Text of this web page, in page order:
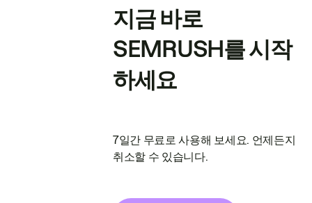
지금 바로
SEMRUSH를 시작
하세요
7일간 무료로 사용해 보세요. 언제든지
취소할 수 있습니다.